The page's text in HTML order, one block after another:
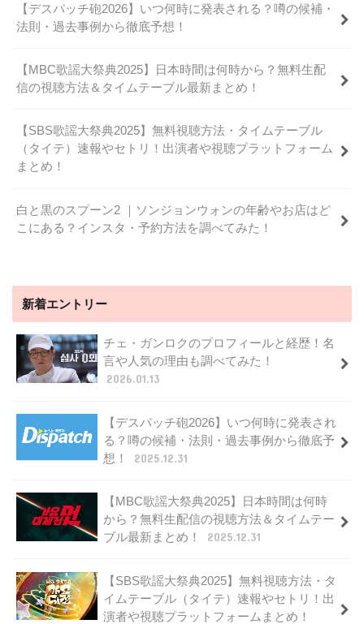
【デスパッチ砲2026】いつ何時に発表される？噂の候補・
法則・過去事例から徹底予想！
【MBC歌謡大祭典2025】日本時間は何時から？無料生配
信の視聴方法＆タイムテーブル最新まとめ！
【SBS歌謡大祭典2025】無料視聴方法・タイムテーブル
（タイテ）速報やセトリ！出演者や視聴プラットフォーム
まとめ！
白と黒のスプーン2 ｜ソンジョンウォンの年齢やお店はど
こにある？インスタ・予約方法を調べてみた！
新着エントリー
チェ・ガンロクのプロフィールと経歴！名
言や人気の理由も調べてみた！
2026.01.13
【デスパッチ砲2026】いつ何時に発表され
る？噂の候補・法則・過去事例から徹底予
想！
2025.12.31
【MBC歌謡大祭典2025】日本時間は何時
から？無料生配信の視聴方法＆タイムテー
ブル最新まとめ！
2025.12.31
【SBS歌謡大祭典2025】無料視聴方法・タ
イムテーブル（タイテ）速報やセトリ！出
演者や視聴プラットフォームまとめ！